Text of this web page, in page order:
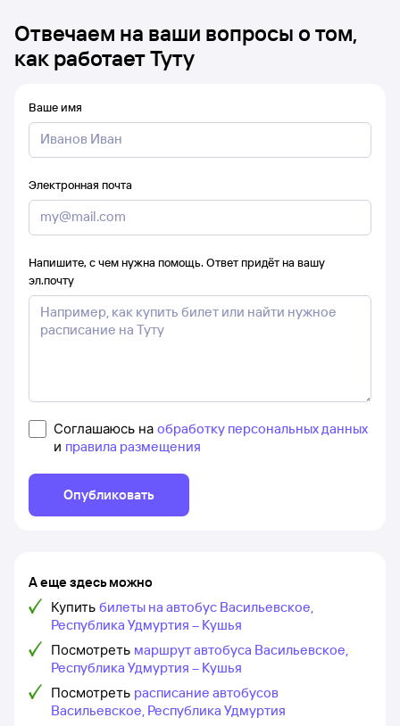
Отвечаем на ваши вопросы о том,
как работает Туту
Ваше имя
Электронная почта
Напишите, с чем нужна помощь. Ответ придёт на вашу
эл.почту
Соглашаюсь на обработку персональных данных
и правила размещения
Опубликовать
А еще здесь можно
Купить билеты на автобус Васильевское,
Республика Удмуртия – Кушья
Посмотреть маршрут автобуса Васильевское,
Республика Удмуртия – Кушья
Посмотреть расписание автобусов
Васильевское, Республика Удмуртия